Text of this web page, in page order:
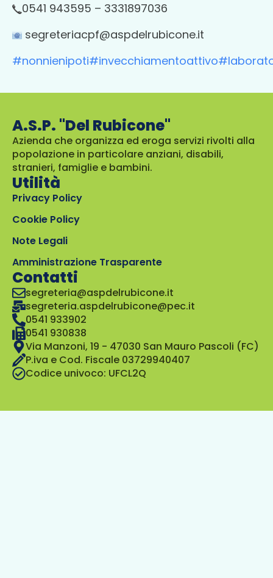
0541 943595 – 3331897036
segreteriacpf@aspdelrubicone.it
#nonnienipoti#invecchiamentoattivo
A.S.P. "Del Rubicone"
Azienda che organizza ed eroga servizi rivolti alla
popolazione in particolare anziani, disabili,
stranieri, famiglie e bambini.
Utilità
Privacy Policy
Cookie Policy
Note Legali
Amministrazione Trasparente
Contatti
segreteria@aspdelrubicone.it
segreteria.aspdelrubicone@pec.it
0541 933902
0541 930838
Via Manzoni, 19 - 47030 San Mauro Pascoli (FC)
P.iva e Cod. Fiscale 03729940407
Codice univoco: UFCL2Q